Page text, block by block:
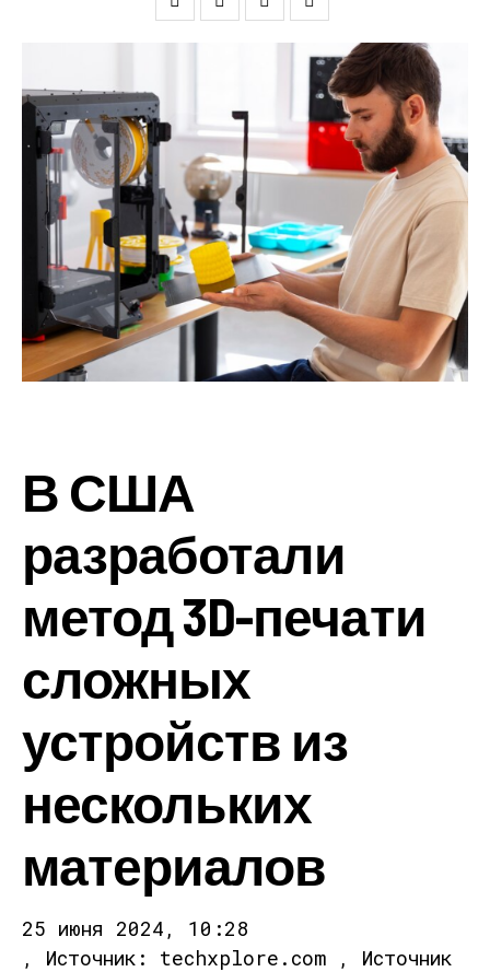
В США
разработали
метод 3D-печати
сложных
устройств из
нескольких
материалов
25 июня 2024, 10:28
, Источник: techxplore.com , Источник